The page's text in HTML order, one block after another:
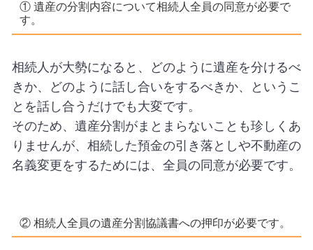
① 遺産の分割内容について相続人全員の同意が必要で
す。
相続人が大勢になると、どのように遺産を分けるべ
きか、どのように話し合いをするべきか、というこ
とを話し合うだけでも大変です。
そのため、遺産分割がまとまらないことも珍しくあ
りませんが、相続した預金の引き落としや不動産の
名義変更をするためには、全員の同意が必要です。
② 相続人全員の遺産分割協議書への押印が必要です。